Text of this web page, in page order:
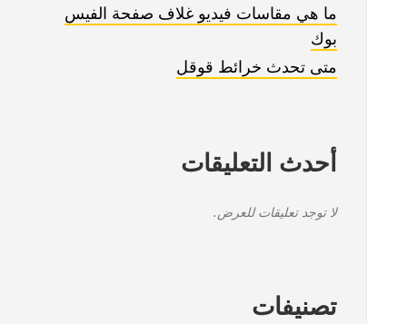
ما هي مقاسات فيديو غلاف صفحة الفيس
بوك
متى تحدث خرائط قوقل
أحدث التعليقات
لا توجد تعليقات للعرض.
تصنيفات